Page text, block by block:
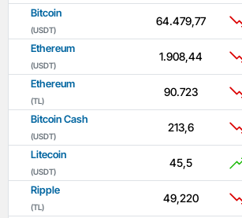
Bitcoin
(USDT)
64.479,77
Ethereum
(USDT)
1.908,44
Ethereum
(TL)
90.723
Bitcoin Cash
(USDT)
213,6
Litecoin
(USDT)
45,5
Ripple
(TL)
49,220